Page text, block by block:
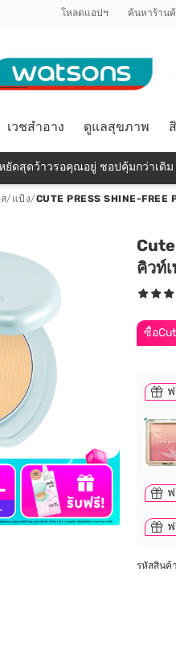
โหลดแอปฯ ค้นหาร้าน
เวชสำอาง ดูแลสุขภาพ
ดสุดว้าวรอคุณอยู่ ชอปคุ้มกว่าเดิม
/ แป้ง/CUTE PRESS SHINE-FREE
คิวท์
ซื้อ
รหัสสินค้า